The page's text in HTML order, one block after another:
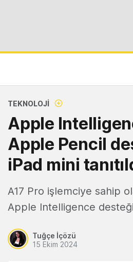
TEKNOLOJI
Apple
Apple Pencil
iPad mini
A17 Pro işlemciye sahip
Apple Intelligence
Tuğçe İçözü
15 Ekim 2024